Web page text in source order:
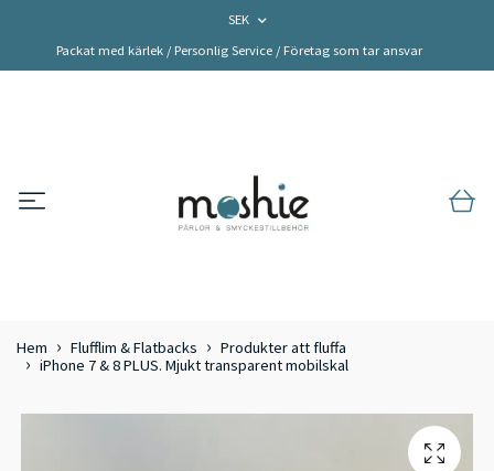
SEK
Packat med kärlek / Personlig Service / Företag som tar ansvar
Hem Flufflim & Flatbacks
Produkter att fluffa
iPhone 7 & 8 PLUS. Mjukt transparent mobilskal